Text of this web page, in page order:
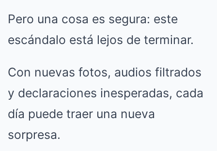
Pero una cosa es segura: este
escándalo está lejos de terminar.
Con nuevas fotos, audios filtrados
y declaraciones inesperadas, cada
día puede traer una nueva
sorpresa.